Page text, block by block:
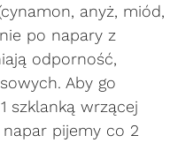
anyż, miód,
po napary z
odporność,
Aby go
szklanką wrzącej
pijemy co 2